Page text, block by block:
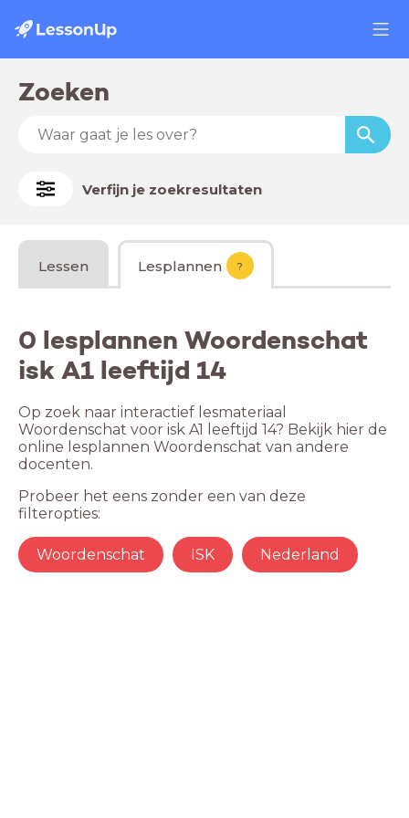
Zoeken
Verfijn je zoekresultaten
Lessen Lesplannen ?
0 lesplannen Woordenschat
isk A1 leeftijd 14
Op zoek naar interactief lesmateriaal
Woordenschat voor isk A1 leeftijd 14? Bekijk hier de
online lesplannen Woordenschat van andere
docenten.
Probeer het eens zonder een van deze
filteropties:
Woordenschat ISK Nederland